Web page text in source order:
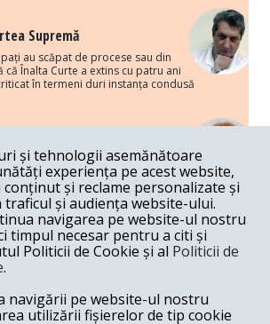
Supremă
au scăpat de procese sau din
că Înalta Curte a extins cu patru ani
în termeni duri instanța condusă
ale haosului politic
poate rezista cu retorica falsă a
poporului, care, de fapt, ascunde
și a averilor unor caste.
din partea românilor
public sunt voci care lansează
câte unui politician care deranjează un
mediatic, într-un anumit moment.
și tehnologii asemănătoare
experiența pe acest website,
și reclame personalizate și
și audiența website-ului.
navigarea pe website-ul nostru
timpul necesar pentru a citi și
Politicii de Cookie și al Politicii de
.
navigării pe website-ul nostru
utilizării fișierelor de tip cookie